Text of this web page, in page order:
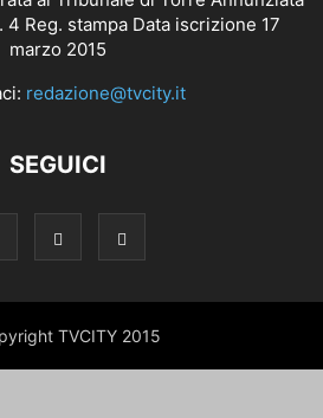
4 Reg. stampa Data iscrizione 17
marzo 2015
redazione@tvcity.it
SEGUICI
TVCITY 2015